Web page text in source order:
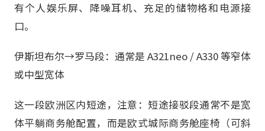
有个人娱乐屏、降噪耳机、充足的储物格和电源接
口。
伊斯坦布尔→罗马段：通常是 A321neo / A330 等窄体
或中型宽体
这一段欧洲区内短途，注意：短途接驳段通常不是宽
体平躺商务舱配置，而是欧式城际商务舱座椅（可斜